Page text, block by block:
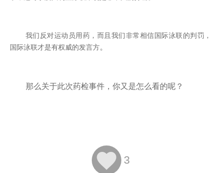
我们反对运动员用药，而且我们非常相信国际泳联的判罚，
国际泳联才是有权威的发言方。
那么关于此次药检事件，你又是怎么看的呢？
 3